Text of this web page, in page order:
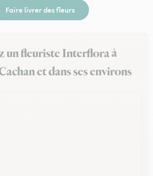
Faire livrer des fleurs
un fleuriste Interflora à
et dans ses environs